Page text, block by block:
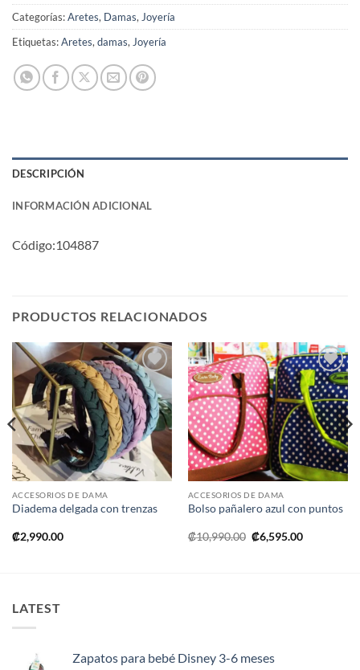
Categorías:Aretes, Damas, Joyería
Etiquetas:Aretes, damas, Joyería
DESCRIPCIÓN
INFORMACIÓN ADICIONAL
Código:104887
PRODUCTOS RELACIONADOS
Añadir
a la
lista de
deseos
ACCESORIOS DE DAMA
Diadema delgada con trenzas
₡2,990.00
Añadir
a la
lista de
deseos
ACCESORIOS DE DAMA
Bolso pañalero azul con puntos
₡10,990.00 El
precio
₡6,595.00El
LATEST
Zapatos para bebé Disney 3-6 meses